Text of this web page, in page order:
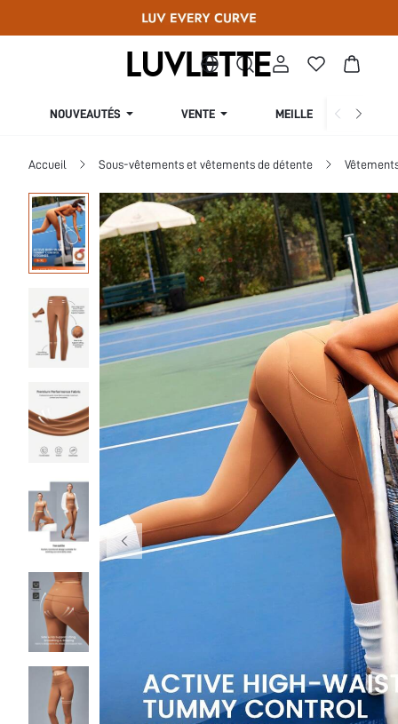
NOUVEAUTÉS VENTE MEILLEURES VENTES
Accueil Sous-vêtements et vêtements de détente